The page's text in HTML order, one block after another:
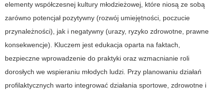
elementy współczesnej kultury młodzieżowej, które niosą ze sobą
zarówno potencjał pozytywny (rozwój umiejętności, poczucie
przynależności), jak i negatywny (urazy, ryzyko zdrowotne, prawne
konsekwencje). Kluczem jest edukacja oparta na faktach,
bezpieczne wprowadzenie do praktyki oraz wzmacnianie roli
dorosłych we wspieraniu młodych ludzi. Przy planowaniu działań
profilaktycznych warto integrować działania sportowe, zdrowotne i